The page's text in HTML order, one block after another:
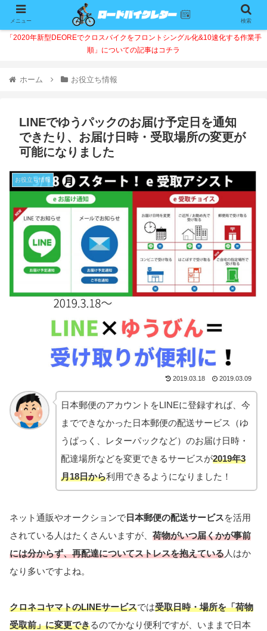
「2020年新型DEOREでクロスバイクをフロントシングル化&10速化する作業手
順」についての記事はコチラ
ホーム お役立ち情報
LINEでゆうパックのお届け予定日を通知
できたり、お届け日時・受取場所の変更が
可能になりました
お役立ち情報
2019.03.18 2019.03.09
日本郵便のアカウントをLINEに登録すれば、今
までできなかった日本郵便の配送サービス（ゆ
うぱっく、レターパックなど）のお届け日時・
配達場所などを変更できるサービスが2019年3
月18日から利用できるようになりました！
ネット通販やオークションで 日本郵便の配送サービスを活用
されている人はたくさんいますが、 荷物がいつ届くかが事前
には分からず、再配達についてストレスを抱えている人はか
なり多いですよね。
クロネコヤマトのLINEサービスでは受取日時・場所を「荷物
受取前」に変更できるのでかなり便利ですが、いままで日本
メニュー 検索